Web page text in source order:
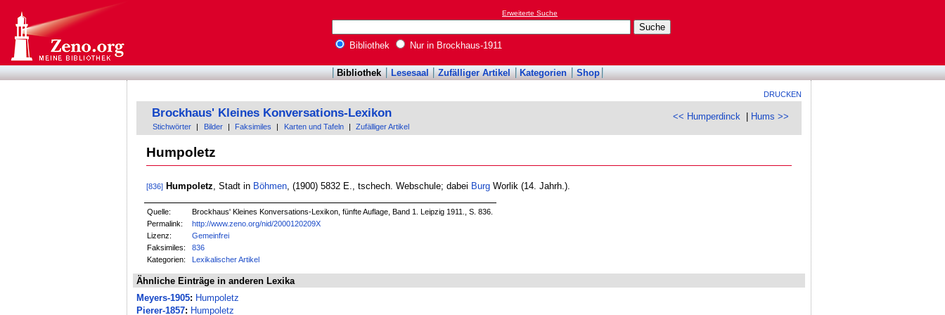
Erweiterte Suche
Bibliothek Nur in Brockhaus-1911
Bibliothek Lesesaal Zufälliger Artikel Kategorien Shop
DRUCKEN
<< Humperdinck Hums >>
Brockhaus' Kleines Konversations-Lexikon
Stichwörter Bilder Faksimiles Karten und Tafeln Zufälliger Artikel
Humpoletz
[836] Humpoletz , Stadt in Böhmen, (1900) 5832 E., tschech. Webschule; dabei BurgWorlik (14. Jahrh.).
Quelle:
Brockhaus' Kleines Konversations-Lexikon, fünfte Auflage, Band 1. Leipzig 1911., S. 836.
Permalink:
http://www.zeno.org/nid/2000120209X
Lizenz:
Gemeinfrei
Faksimiles:
836
Kategorien:
Lexikalischer Artikel
Ähnliche Einträge in anderen Lexika
Meyers-1905: Humpoletz
Pierer-1857: Humpoletz